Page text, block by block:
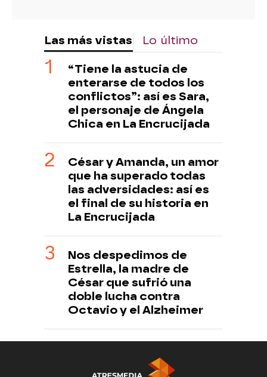
Las más vistas Lo último
“Tiene la astucia de
enterarse de todos los
conflictos”: así es Sara,
el personaje de Ángela
Chica en La Encrucijada
César y Amanda, un amor
que ha superado todas
las adversidades: así es
el final de su historia en
La Encrucijada
Nos despedimos de
Estrella, la madre de
César que sufrió una
doble lucha contra
Octavio y el Alzheimer